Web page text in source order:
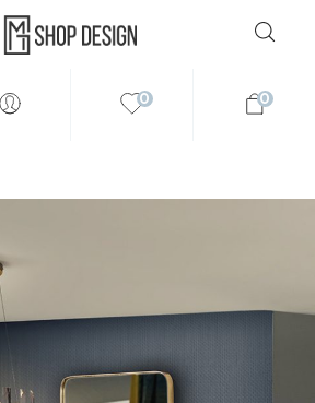
Millions of people around the
0 0